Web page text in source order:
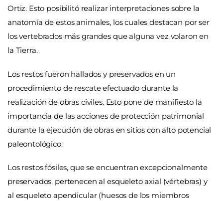
Ortiz. Esto posibilitó realizar interpretaciones sobre la
anatomía de estos animales, los cuales destacan por ser
los vertebrados más grandes que alguna vez volaron en
la Tierra.
Los restos fueron hallados y preservados en un
procedimiento de rescate efectuado durante la
realización de obras civiles. Esto pone de manifiesto la
importancia de las acciones de protección patrimonial
durante la ejecución de obras en sitios con alto potencial
paleontológico.
Los restos fósiles, que se encuentran excepcionalmente
preservados, pertenecen al esqueleto axial (vértebras) y
al esqueleto apendicular (huesos de los miembros